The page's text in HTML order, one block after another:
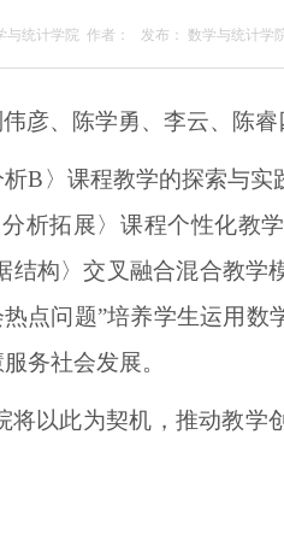
与统计学院 作者： 发布： 数学与统计学
彦、陈学勇、李云、陈
B〉课程教学的探索与实
析拓展〉课程个性化教
构〉交叉融合混合教学
点问题”培养学生运用
务社会发展。
以此为契机，推动教学